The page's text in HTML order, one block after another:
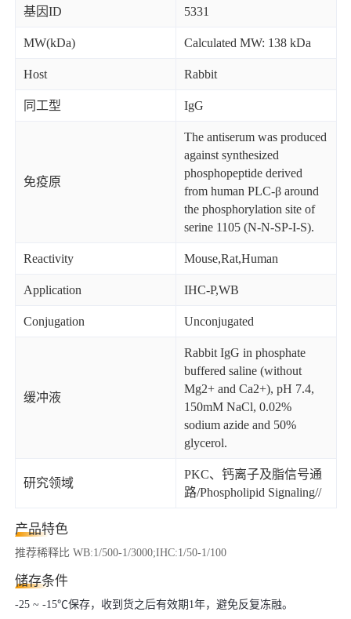
基因ID 5331
MW(kDa) Calculated MW: 138 kDa
Host Rabbit
同工型 IgG
免疫原
The antiserum was produced
against synthesized
phosphopeptide derived
from human PLC-β around
the phosphorylation site of
serine 1105 (N-N-SP-I-S).
Reactivity Mouse,Rat,Human
Application IHC-P,WB
Conjugation Unconjugated
缓冲液
Rabbit IgG in phosphate
buffered saline (without
Mg2+ and Ca2+), pH 7.4,
150mM NaCl, 0.02%
sodium azide and 50%
glycerol.
研究领域
PKC、钙离子及脂信号通
路/Phospholipid Signaling//
产品特色
推荐稀释比 WB:1/500-1/3000;IHC:1/50-1/100
储存条件
-25 ~ -15℃保存，收到货之后有效期1年，避免反复冻融。